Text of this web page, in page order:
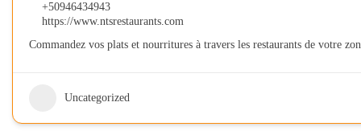
+50946434943
https://www.ntsrestaurants.com
Commandez vos plats et nourritures à travers les restaurants de votre
Uncategorized